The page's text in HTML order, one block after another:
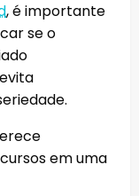
, é importante
se o
em uma